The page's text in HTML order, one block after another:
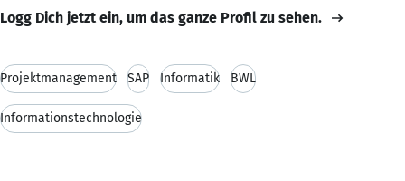
Logg Dich jetzt ein, um das ganze Profil zu sehen.
Projektmanagement SAP Informatik BWL
Informationstechnologie